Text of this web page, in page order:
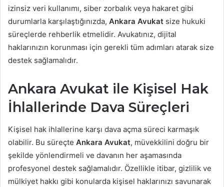
izinsiz veri kullanımı, siber zorbalık veya hakaret gibi
durumlarla karşılaştığınızda, Ankara Avukat size hukuki
süreçlerde rehberlik etmelidir. Avukatınız, dijital
haklarınızın korunması için gerekli tüm adımları atarak size
destek sağlamalıdır.
Ankara Avukat ile Kişisel Hak
İhlallerinde Dava Süreçleri
Kişisel hak ihlallerine karşı dava açma süreci karmaşık
olabilir. Bu süreçte Ankara Avukat, müvekkilini doğru bir
şekilde yönlendirmeli ve davanın her aşamasında
profesyonel destek sağlamalıdır. Özellikle itibar, gizlilik ve
mülkiyet hakkı gibi konularda kişisel haklarınızı savunarak